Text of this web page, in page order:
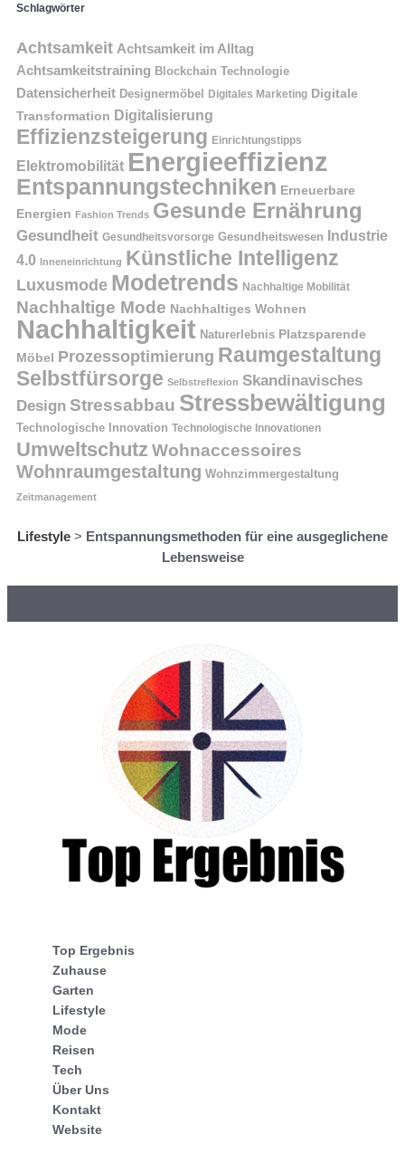
Schlagwörter
Achtsamkeit Achtsamkeit im Alltag
Achtsamkeitstraining Blockchain Technologie
Datensicherheit Designermöbel Digitales Marketing Digitale
Transformation Digitalisierung
Effizienzsteigerung Einrichtungstipps
Elektromobilität Energieeffizienz
Entspannungstechniken Erneuerbare
Energien Fashion Trends Gesunde Ernährung
Gesundheit Gesundheitsvorsorge Gesundheitswesen Industrie
4.0 Inneneinrichtung Künstliche Intelligenz
Luxusmode Modetrends Nachhaltige Mobilität
Nachhaltige Mode Nachhaltiges Wohnen
Nachhaltigkeit Naturerlebnis Platzsparende
Möbel
Prozessoptimierung Raumgestaltung
Selbstfürsorge Selbstreflexion Skandinavisches
Design Stressabbau Stressbewältigung
Technologische Innovation Technologische Innovationen
Umweltschutz Wohnaccessoires
Wohnraumgestaltung Wohnzimmergestaltung
Zeitmanagement
Lifestyle > Entspannungsmethoden für eine ausgeglichene
Lebensweise
Top Ergebnis
Zuhause
Garten
Lifestyle
Mode
Reisen
Tech
Über Uns
Kontakt
Website